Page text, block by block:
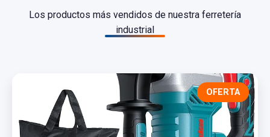
Los productos más vendidos de nuestra ferretería
industrial
OFERTA